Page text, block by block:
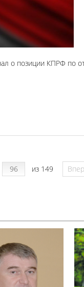
о позиции КПРФ по
из 149